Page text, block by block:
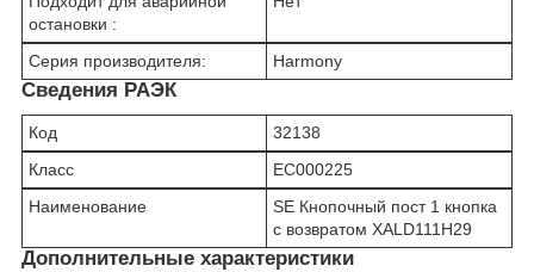
остановки :
Серия производителя: Harmony
Сведения РАЭК
Код
32138
Класс
EC000225
Наименование
SE Кнопочный пост 1 кнопка
с возвратом XALD111H29
Дополнительные характеристики